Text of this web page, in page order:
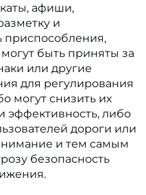
афиши,
и
приспособления,
быть приняты за
или другие
для регулирования
могут снизить их
эффективность, либо
дороги или
и тем самым
безопасность